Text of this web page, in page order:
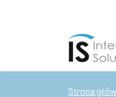
Strona